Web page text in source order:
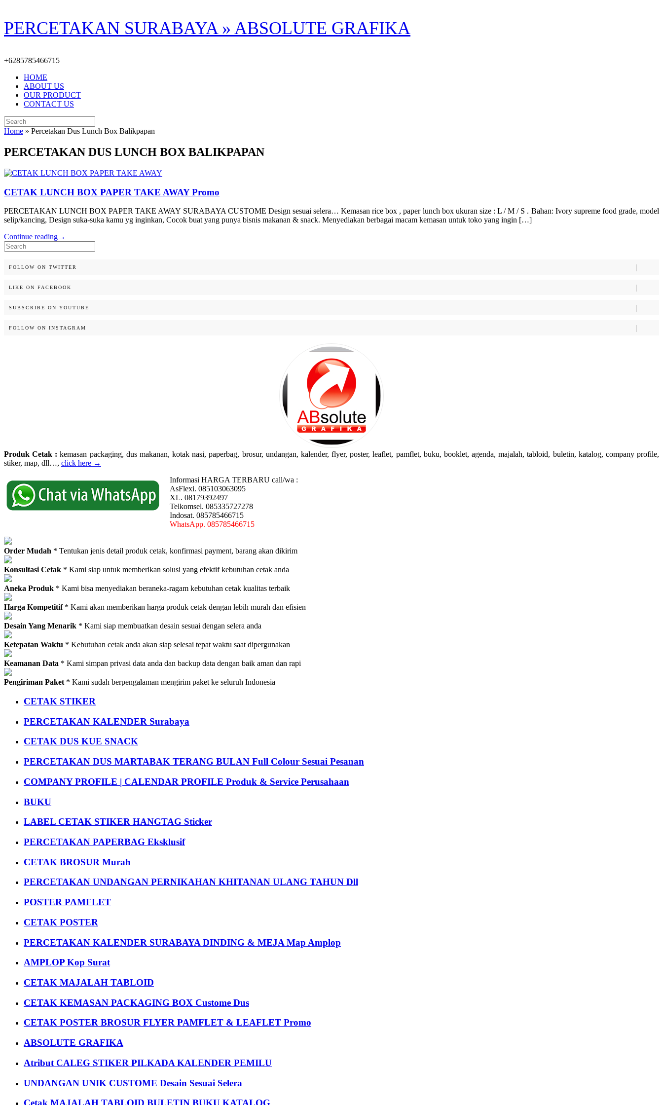
Skip
to
content
PERCETAKAN SURABAYA » ABSOLUTE GRAFIKA
+6285785466715
HOME
ABOUT US
OUR PRODUCT
CONTACT US
Search
for:
Home » Percetakan Dus Lunch Box Balikpapan
PERCETAKAN DUS LUNCH BOX BALIKPAPAN
CETAK LUNCH BOX PAPER TAKE AWAY Promo
PERCETAKAN LUNCH BOX PAPER TAKE AWAY SURABAYA CUSTOME Design sesuai selera… Kemasan rice box , paper lunch box ukuran size : L / M / S . Bahan: Ivory supreme food grade, model
selip/kancing, Design suka-suka kamu yg inginkan, Cocok buat yang punya bisnis makanan & snack. Menyediakan berbagai macam kemasan untuk toko yang ingin […]
Continue reading→
Search
for:
FOLLOW ON TWITTER
LIKE ON FACEBOOK
SUBSCRIBE ON YOUTUBE
FOLLOW ON INSTAGRAM
Produk Cetak : kemasan packaging, dus makanan, kotak nasi, paperbag, brosur, undangan, kalender, flyer, poster, leaflet, pamflet, buku, booklet, agenda, majalah, tabloid, buletin, katalog, company profile,
stiker, map, dll…, click here →
Informasi HARGA TERBARU call/wa :
AsFlexi. 085103063095
XL. 08179392497
Telkomsel. 085335727278
Indosat. 085785466715
WhatsApp. 085785466715
Order Mudah * Tentukan jenis detail produk cetak, konfirmasi payment, barang akan dikirim
Konsultasi Cetak * Kami siap untuk memberikan solusi yang efektif kebutuhan cetak anda
Aneka Produk * Kami bisa menyediakan beraneka-ragam kebutuhan cetak kualitas terbaik
Harga Kompetitif* Kami akan memberikan harga produk cetak dengan lebih murah dan efisien
Desain Yang Menarik * Kami siap membuatkan desain sesuai dengan selera anda
Ketepatan Waktu * Kebutuhan cetak anda akan siap selesai tepat waktu saat dipergunakan
Keamanan Data * Kami simpan privasi data anda dan backup data dengan baik aman dan rapi
Pengiriman Paket * Kami sudah berpengalaman mengirim paket ke seluruh Indonesia
CETAK STIKER
PERCETAKAN KALENDER Surabaya
CETAK DUS KUE SNACK
PERCETAKAN DUS MARTABAK TERANG BULAN Full Colour Sesuai Pesanan
COMPANY PROFILE | CALENDAR PROFILE Produk & Service Perusahaan
BUKU
LABEL CETAK STIKER HANGTAG Sticker
PERCETAKAN PAPERBAG Eksklusif
CETAK BROSUR Murah
PERCETAKAN UNDANGAN PERNIKAHAN KHITANAN ULANG TAHUN Dll
POSTER PAMFLET
CETAK POSTER
PERCETAKAN KALENDER SURABAYA DINDING & MEJA Map Amplop
AMPLOP Kop Surat
CETAK MAJALAH TABLOID
CETAK KEMASAN PACKAGING BOX Custome Dus
CETAK POSTER BROSUR FLYER PAMFLET & LEAFLET Promo
ABSOLUTE GRAFIKA
Atribut CALEG STIKER PILKADA KALENDER PEMILU
UNDANGAN UNIK CUSTOME Desain Sesuai Selera